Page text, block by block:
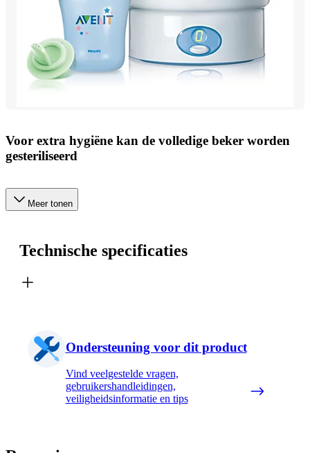
Voor extra hygiëne kan de volledige beker worden
gesteriliseerd
Meer tonen
Technische specificaties
Ondersteuning voor dit product
Vind veelgestelde vragen,
gebruikershandleidingen,
veiligheidsinformatie en tips